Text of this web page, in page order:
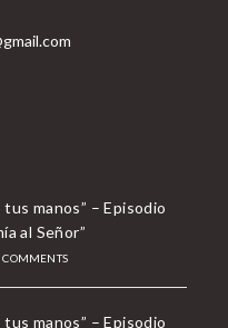
manos” – Episodio
al Señor”
COMMENTS
manos” – Episodio